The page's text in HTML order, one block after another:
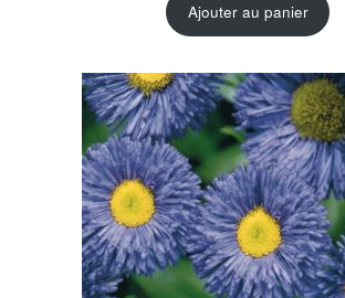
Ajouter au panier